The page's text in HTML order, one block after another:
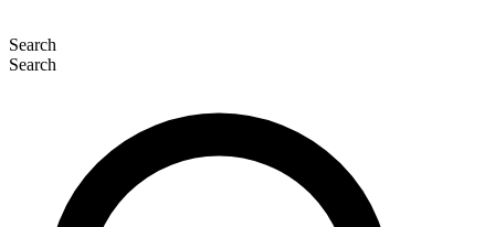
Search
Search